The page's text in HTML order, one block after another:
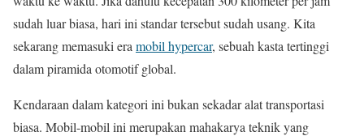
sudah luar biasa, hari ini standar tersebut sudah usang. Kita
sekarang memasuki era mobil hypercar, sebuah kasta tertinggi
dalam piramida otomotif global.
Kendaraan dalam kategori ini bukan sekadar alat transportasi
biasa. Mobil-mobil ini merupakan mahakarya teknik yang